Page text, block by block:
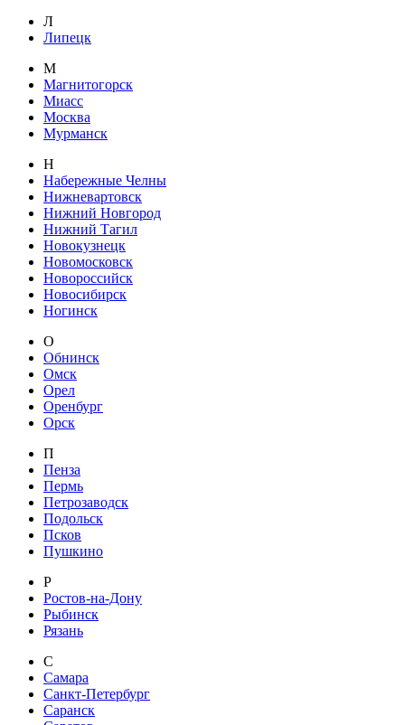
Л
Липецк
М
Магнитогорск
Миасс
Москва
Мурманск
Н
Набережные Челны
Нижневартовск
Нижний Новгород
Нижний Тагил
Новокузнецк
Новомосковск
Новороссийск
Новосибирск
Ногинск
О
Обнинск
Омск
Орел
Оренбург
Орск
П
Пенза
Пермь
Петрозаводск
Подольск
Псков
Пушкино
Р
Ростов-на-Дону
Рыбинск
Рязань
С
Самара
Санкт-Петербург
Саранск